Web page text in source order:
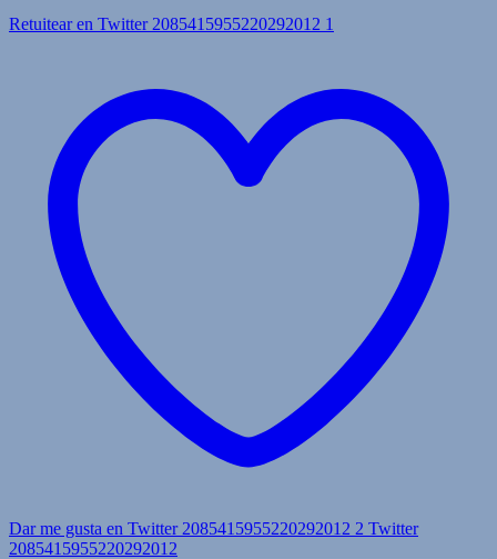
Retuitear en Twitter 2085415955220292012 1
Dar me gusta en Twitter 2085415955220292012 2 Twitter
2085415955220292012